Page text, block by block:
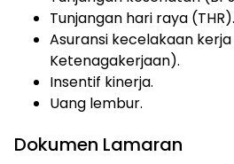
Tunjangan hari raya (THR).
Asuransi kecelakaan kerja
Ketenagakerjaan).
Insentif kinerja.
Uang lembur.
Dokumen Lamaran